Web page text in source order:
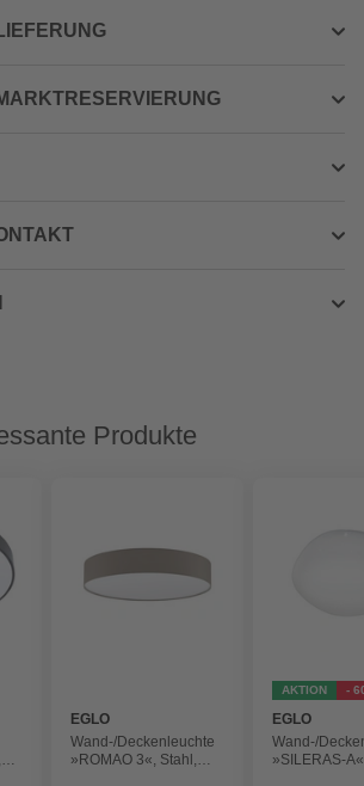
Produkte
EGLO
Wand-/Deckenleuchte
»ROMAO 3«, Stahl,
AKTION -
EGLO
Wand-/
»SILERAS-